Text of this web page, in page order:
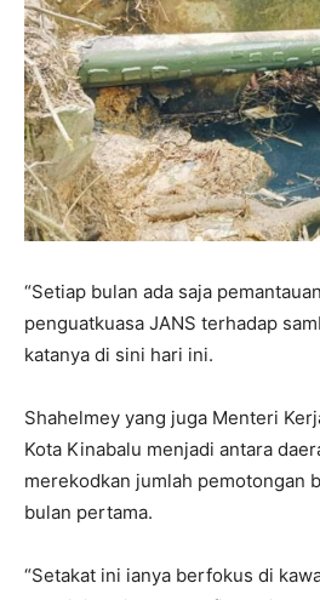
“Setiap bulan ada saja
penguatkuasa JANS terhadap
katanya di sini hari ini.
Shahelmey yang juga Menteri
Kota Kinabalu menjadi antara
merekodkan jumlah pemotongan
bulan pertama.
“Setakat ini ianya berfokus di